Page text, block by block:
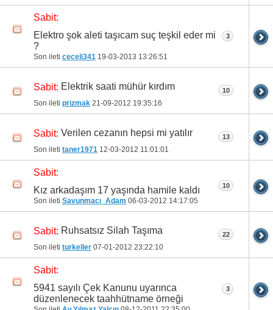
Sabit:
Elektro şok aleti taşıcam suç teşkil eder mi
?
Son ileti ceceli341 19-03-2013 13:26:51
3
Sabit: Elektrik saati mühür kırdım
Son ileti prizmak 21-09-2012 19:35:16
10
Sabit: Verilen cezanın hepsi mi yatılır
Son ileti taner1971 12-03-2012 11:01:01
13
Sabit:
Kız arkadaşım 17 yaşında hamile kaldı
Son ileti Savunmacı_Adam 06-03-2012 14:17:05
10
Sabit: Ruhsatsız Silah Taşıma
Son ileti turkeller 07-01-2012 23:22:10
22
Sabit:
5941 sayılı Çek Kanunu uyarınca
düzenlenecek taahhütname örneği
3